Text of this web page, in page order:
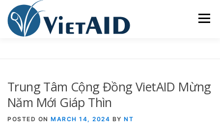
content
Menu
TRUNG TÂM CỘNG ĐỒNG SINH HOẠT
Trung Tâm Cộng Đồng VietAID Mừng
Năm Mới Giáp Thìn
POSTED ON MARCH 14, 2024 BY NT